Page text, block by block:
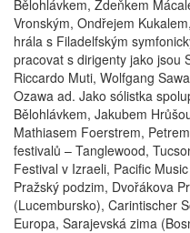
Bělohlávkem, Zdeňkem
Vronským, Ondřejem
hrála s Filadelfským
pracovat s dirigenty jako jsou
Riccardo Muti, Wolfgang
Ozawa ad. Jako sólistka
Bělohlávkem, Jakubem
Mathiasem Foerstrem,
festivalů – Tanglewood,
Festival v Izraeli, Pacific
Pražský podzim, Dvořákova
(Lucembursko), Carintischer
Europa, Sarajevská zima